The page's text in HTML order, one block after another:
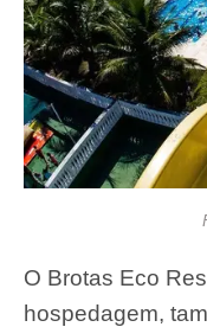
O Brotas Eco
hospedagem,